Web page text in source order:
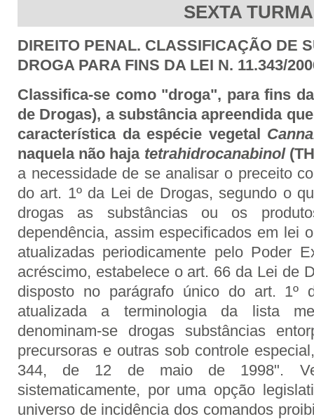
SEXTA TURMA
DIREITO PENAL. CLASSIFICAÇÃO DE
DROGA PARA FINS DA LEI N. 11.343/
Classifica-se como "droga", para fins
de Drogas), a substância apreendida
característica da espécie vegetal
naquela não haja tetrahidrocanabinol
a necessidade de se analisar o preceito
do art. 1º da Lei de Drogas, segundo o
drogas as substâncias ou os
dependência, assim especificados em lei
atualizadas periodicamente pelo Poder
acréscimo, estabelece o art. 66 da Lei de
disposto no parágrafo único do art. 1º
atualizada a terminologia da lista
denominam-se drogas substâncias
precursoras e outras sob controle
344, de 12 de maio de 1998".
sistematicamente, por uma opção
universo de incidência dos comandos